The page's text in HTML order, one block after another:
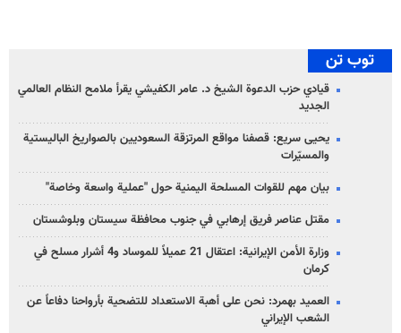
توب تن
قيادي حزب الدعوة الشيخ د. عامر الكفيشي يقرأ ملامح النظام العالمي
الجديد
يحيى سريع: قصفنا مواقع المرتزقة السعوديين بالصواريخ الباليستية
والمسيّرات
بيان مهم للقوات المسلحة اليمنية حول "عملية واسعة وخاصة"
مقتل عناصر فريق إرهابي في جنوب محافظة سيستان وبلوشستان
وزارة الأمن الإيرانية: اعتقال 21 عميلاً للموساد و4 أشرار مسلح في
كرمان
العميد بهمرد: نحن على أهبة الاستعداد للتضحية بأرواحنا دفاعاً عن
الشعب الإيراني